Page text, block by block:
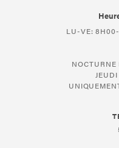
LU-VE:
NOCTURNE